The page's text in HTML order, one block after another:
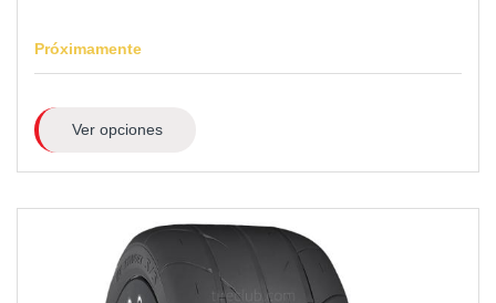
Próximamente
Ver opciones